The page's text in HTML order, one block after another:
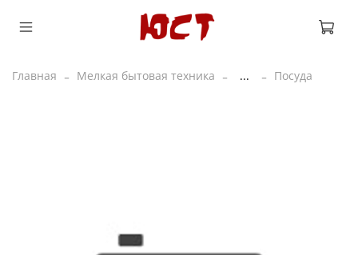
Главная Мелкая бытовая техника ... Посуда